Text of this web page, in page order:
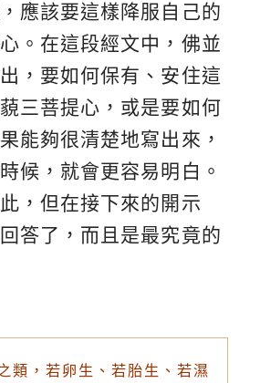
應該要這樣降服自己的
。在這段經文中，佛並
，要如何保有、安住這
三菩提心，或是要如何
能夠很清楚地寫出來，
候，就會更容易明白。
，但在接下來的開示
答了，而且是最究竟的
類，若卵生、若胎生、若濕